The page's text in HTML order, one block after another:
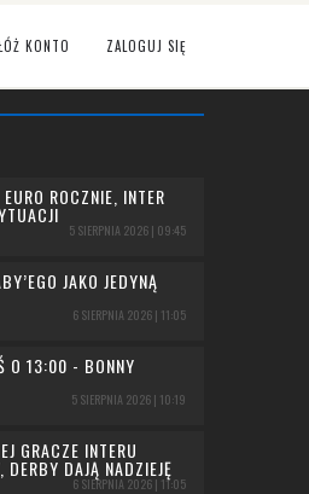
KONTO ZALOGUJ SIĘ
ROCZNIE, INTER
5 SIERPNIA 2026 | 09:45
JAKO JEDYNĄ
6 SIERPNIA 2026 | 11:05
O 13:00 - BONNY
5 SIERPNIA 2026 | 10:19
GRACZE INTERU
DERBY DAJĄ NADZIEJĘ
6 SIERPNIA 2026 | 11:05